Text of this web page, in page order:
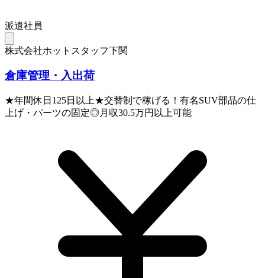
派遣社員
株式会社ホットスタッフ下関
倉庫管理・入出荷
★年間休日125日以上★交替制で稼げる！有名SUV部品の仕
上げ・パーツの固定◎月収30.5万円以上可能